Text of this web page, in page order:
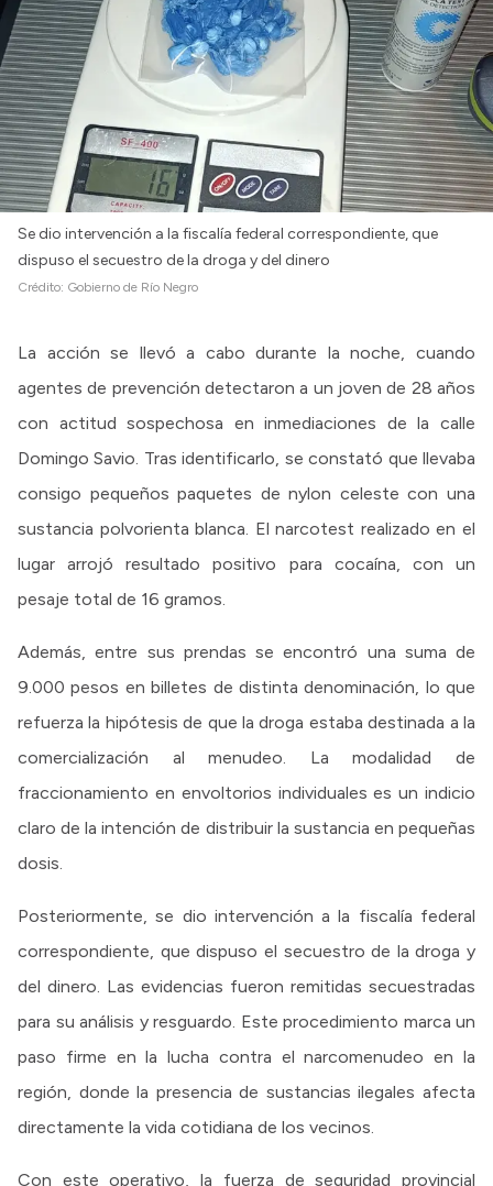
Se dio intervención a la fiscalía federal correspondiente, que
dispuso el secuestro de la droga y del dinero
Crédito: Gobierno de Río Negro
La acción se llevó a cabo durante la noche, cuando
agentes de prevención detectaron a un joven de 28 años
con actitud sospechosa en inmediaciones de la calle
Domingo Savio. Tras identificarlo, se constató que llevaba
consigo pequeños paquetes de nylon celeste con una
sustancia polvorienta blanca. El narcotest realizado en el
lugar arrojó resultado positivo para cocaína, con un
pesaje total de 16 gramos.
Además, entre sus prendas se encontró una suma de
9.000 pesos en billetes de distinta denominación, lo que
refuerza la hipótesis de que la droga estaba destinada a la
comercialización al menudeo. La modalidad de
fraccionamiento en envoltorios individuales es un indicio
claro de la intención de distribuir la sustancia en pequeñas
dosis.
Posteriormente, se dio intervención a la fiscalía federal
correspondiente, que dispuso el secuestro de la droga y
del dinero. Las evidencias fueron remitidas secuestradas
para su análisis y resguardo. Este procedimiento marca un
paso firme en la lucha contra el narcomenudeo en la
región, donde la presencia de sustancias ilegales afecta
directamente la vida cotidiana de los vecinos.
Con este operativo, la fuerza de seguridad provincial